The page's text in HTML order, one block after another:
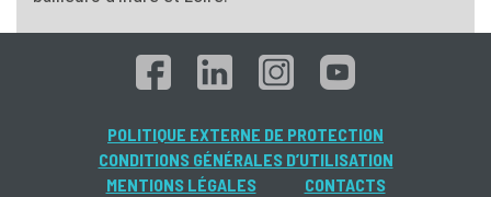
POLITIQUE EXTERNE DE PROTECTION
CONDITIONS GÉNÉRALES D’UTILISATION
MENTIONS LÉGALES
CONTACTS